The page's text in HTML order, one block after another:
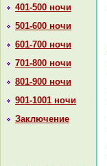
401-500 ночи
501-600 ночи
601-700 ночи
701-800 ночи
801-900 ночи
901-1001 ночи
Заключение